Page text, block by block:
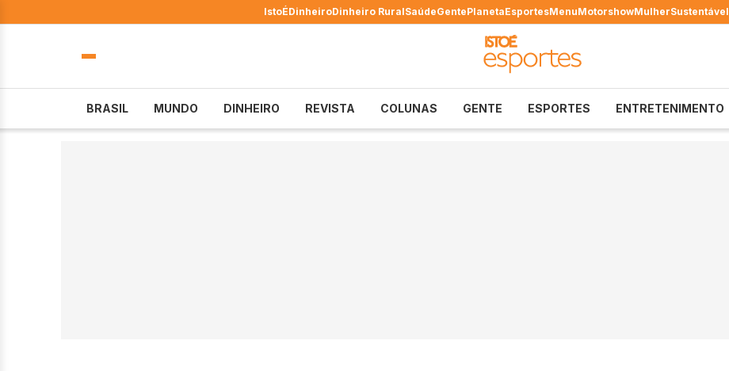
IstoÉDinheiroDinheiro RuralSaúdeGentePlanetaEsportesMenuMotorshowMulherSustentável
BRASIL MUNDO DINHEIRO REVISTA COLUNAS GENTE ESPORTES ENTRETENIMENTO